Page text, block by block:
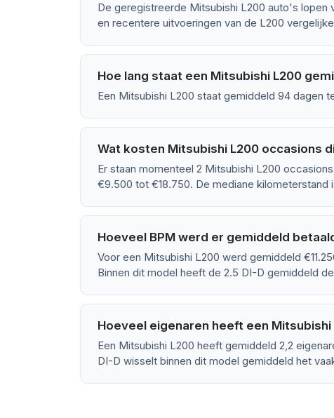
De geregistreerde Mitsubishi L200 auto's lopen
en recentere uitvoeringen van de L200
Hoe lang staat een Mitsubishi L200
Een Mitsubishi L200 staat gemiddeld 94 dagen
Wat kosten Mitsubishi L200 occasions
Er staan momenteel 2 Mitsubishi L200
€9.500 tot €18.750. De mediane kilometerstand
Hoeveel BPM werd er gemiddeld
Voor een Mitsubishi L200 werd gemiddeld
Binnen dit model heeft de 2.5 DI-D gemiddeld
Hoeveel eigenaren heeft een
Een Mitsubishi L200 heeft gemiddeld 2,2
DI-D wisselt binnen dit model gemiddeld het